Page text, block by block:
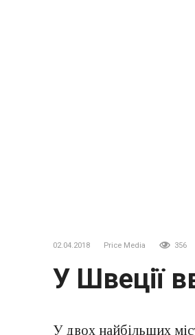
02.04.2018 Price Media 356
У Швеції
У двох найбільших